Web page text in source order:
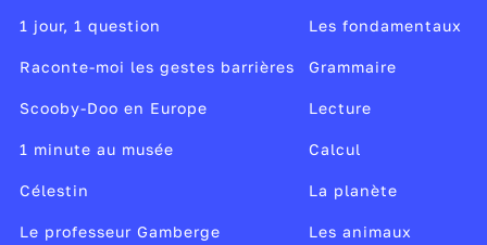
connaissance des acquis de chacun de ses élèves.
1 jour, 1 question
Raconte-moi les gestes barrières
Scooby-Doo en Europe
1 minute au musée
Célestin
Le professeur Gamberge
Les fondamentaux
Grammaire
Lecture
Calcul
La planète
Les animaux